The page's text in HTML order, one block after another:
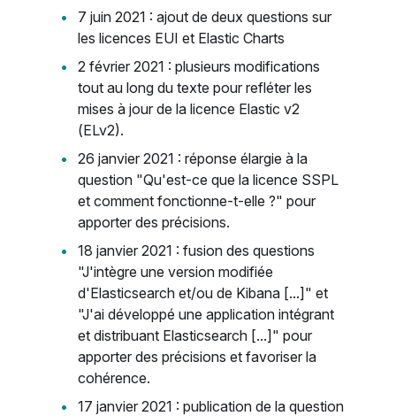
7 juin 2021 : ajout de deux questions sur
les licences EUI et Elastic Charts
2 février 2021 : plusieurs modifications
tout au long du texte pour refléter les
mises à jour de la licence Elastic v2
(ELv2).
26 janvier 2021 : réponse élargie à la
question "Qu'est-ce que la licence SSPL
et comment fonctionne-t-elle ?" pour
apporter des précisions.
18 janvier 2021 : fusion des questions
"J'intègre une version modifiée
d'Elasticsearch et/ou de Kibana [...]" et
"J'ai développé une application intégrant
et distribuant Elasticsearch [...]" pour
apporter des précisions et favoriser la
cohérence.
17 janvier 2021 : publication de la question